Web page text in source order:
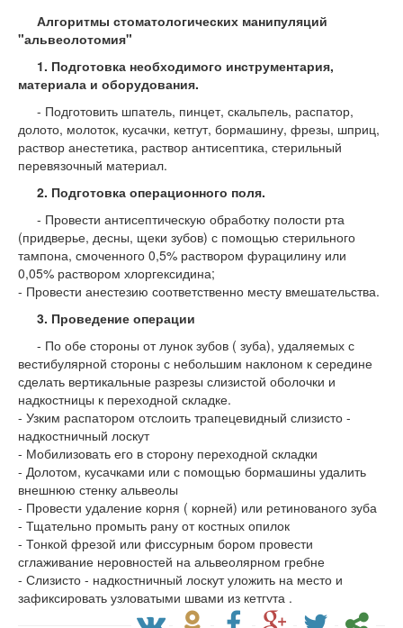
Алгоритмы стоматологических манипуляций
"альвеолотомия"
1. Подготовка необходимого инструментария,
материала и оборудования.
- Подготовить шпатель, пинцет, скальпель, распатор,
долото, молоток, кусачки, кетгут, бормашину, фрезы, шприц,
раствор анестетика, раствор антисептика, стерильный
перевязочный материал.
2. Подготовка операционного поля.
- Провести антисептическую обработку полости рта
(придверье, десны, щеки зубов) с помощью стерильного
тампона, смоченного 0,5% раствором фурацилину или
0,05% раствором хлоргексидина;
- Провести анестезию соответственно месту вмешательства.
3. Проведение операции
- По обе стороны от лунок зубов ( зуба), удаляемых с
вестибулярной стороны с небольшим наклоном к середине
сделать вертикальные разрезы слизистой оболочки и
надкостницы к переходной складке.
- Узким распатором отслоить трапецевидный слизисто -
надкостничный лоскут
- Мобилизовать его в сторону переходной складки
- Долотом, кусачками или с помощью бормашины удалить
внешнюю стенку альвеолы
- Провести удаление корня ( корней) или ретинованого зуба
- Тщательно промыть рану от костных опилок
- Тонкой фрезой или фиссурным бором провести
сглаживание неровностей на альвеолярном гребне
- Слизисто - надкостничный лоскут уложить на место и
зафиксировать узловатыми швами из кетгута .